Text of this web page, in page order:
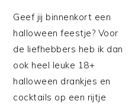
Geef jij binnenkort een
halloween feestje? Voor
de liefhebbers heb ik dan
ook heel leuke 18+
halloween drankjes en
cocktails op een rijtje